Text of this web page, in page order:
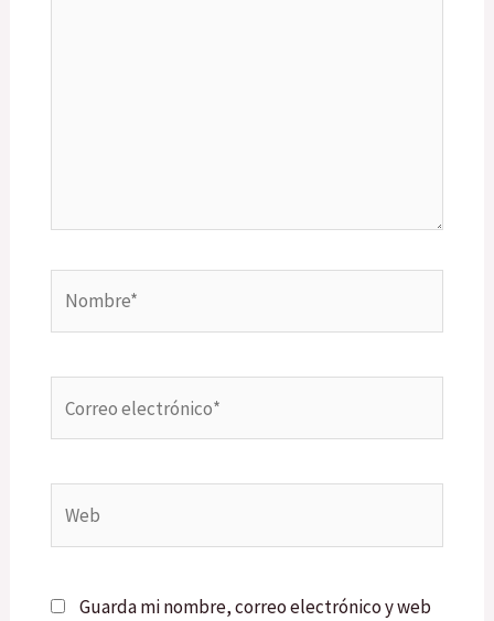
Guarda mi nombre, correo electrónico y web